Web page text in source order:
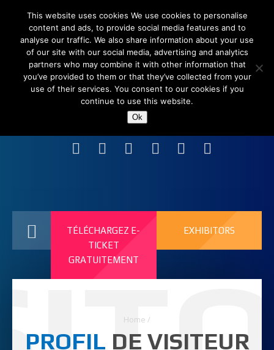
Shanghai New International Expo Centre (SNIEC),
China
TÉLÉCHARGEZ E-
TICKET
GRATUITEMENT
EXHIBITORS
Home /
PROFIL DE VISITEUR
This website uses cookies We use cookies to personalise
content and ads, to provide social media features and to
analyse our traffic. We also share information about your use
of our site with our social media, advertising and analytics
partners who may combine it with other information that
you’ve provided to them or that they’ve collected from your
use of their services. You consent to our cookies if you
continue to use this website.
Ok